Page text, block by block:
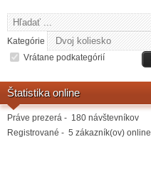
Kategórie
Vrátane podkategórií
Štatistika online
Práve prezerá - 180 návštevníkov
Registrované - 5 zákazník(ov) online